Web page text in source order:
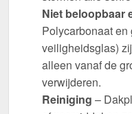
Niet beloopbaar
Polycarbonaat
veiligheidsglas)
alleen vanaf de
verwijderen.
Reiniging –